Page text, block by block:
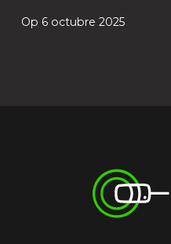
Op 6 octubre 2025